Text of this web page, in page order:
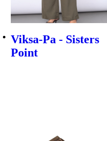
Viksa-Pa - Sisters
Point